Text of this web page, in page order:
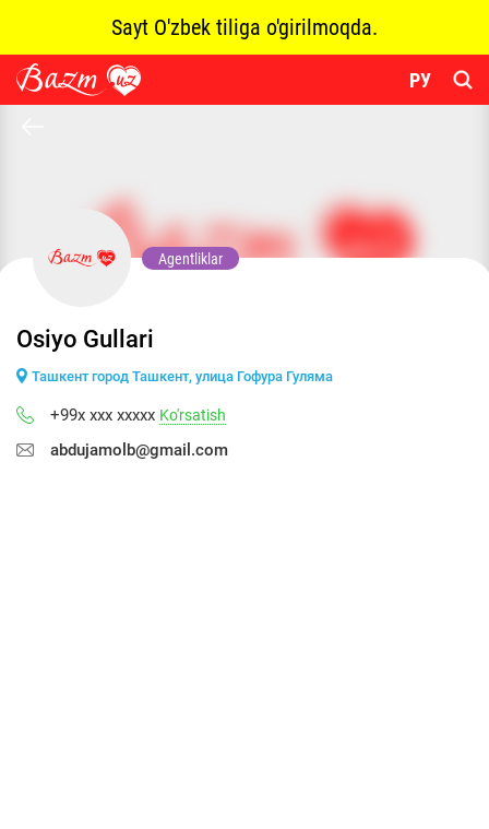
Sayt O'zbek tiliga o'girilmoqda.
РУ
Agentliklar
Osiyo Gullari
Ташкент город Ташкент, улица Гофура Гуляма
+99x xxx xxxxx Ko'rsatish
abdujamolb@gmail.com